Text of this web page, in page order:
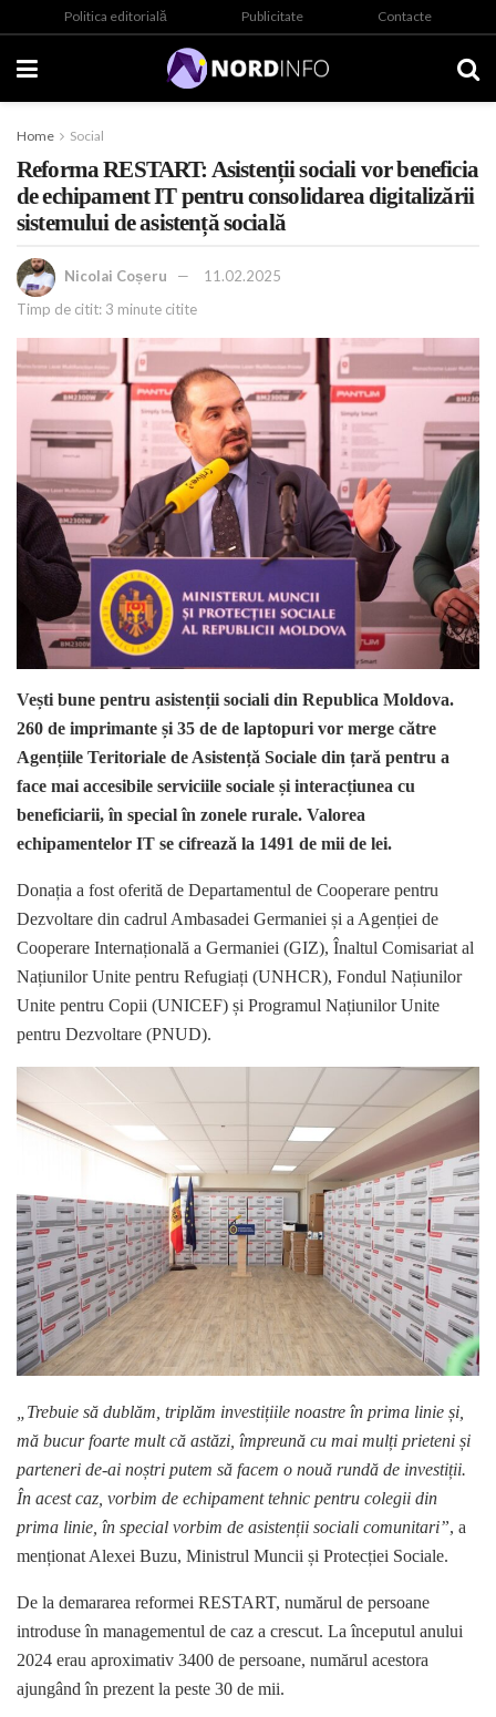
Politica editorială Publicitate Contacte
Home Social
Reforma RESTART: Asistenții sociali vor beneficia
de echipament IT pentru consolidarea digitalizării
sistemului de asistență socială
Nicolai Coșeru
11.02.2025
Timp de citit: 3 minute citite
Vești bune pentru asistenții sociali din Republica Moldova.
260 de imprimante și 35 de de laptopuri vor merge către
Agențiile Teritoriale de Asistență Sociale din țară pentru a
face mai accesibile serviciile sociale și interacțiunea cu
beneficiarii, în special în zonele rurale. Valorea
echipamentelor IT se cifrează la 1491 de mii de lei.
Donația a fost oferită de Departamentul de Cooperare pentru
Dezvoltare din cadrul Ambasadei Germaniei și a Agenției de
Cooperare Internațională a Germaniei (GIZ), Înaltul Comisariat al
Națiunilor Unite pentru Refugiați (UNHCR), Fondul Națiunilor
Unite pentru Copii (UNICEF) și Programul Națiunilor Unite
pentru Dezvoltare (PNUD).
„Trebuie să dublăm, triplăm investițiile noastre în prima linie și,
mă bucur foarte mult că astăzi, împreună cu mai mulți prieteni și
parteneri de-ai noștri putem să facem o nouă rundă de investiții.
În acest caz, vorbim de echipament tehnic pentru colegii din
prima linie, în special vorbim de asistenții sociali comunitari”, a
menționat Alexei Buzu, Ministrul Muncii și Protecției Sociale.
De la demararea reformei RESTART, numărul de persoane
introduse în managementul de caz a crescut. La începutul anului
2024 erau aproximativ 3400 de persoane, numărul acestora
ajungând în prezent la peste 30 de mii.